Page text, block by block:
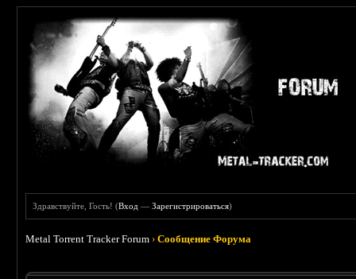
Здравствуйте, Гость! (Вход —Зарегистрироваться)
Metal Torrent Tracker Forum ›Сообщение Форума